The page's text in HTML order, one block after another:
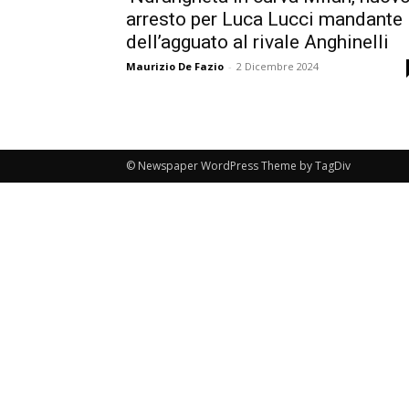
arresto per Luca Lucci mandante
dell’agguato al rivale Anghinelli
Maurizio De Fazio - 2 Dicembre 2024
© Newspaper WordPress Theme by TagDiv